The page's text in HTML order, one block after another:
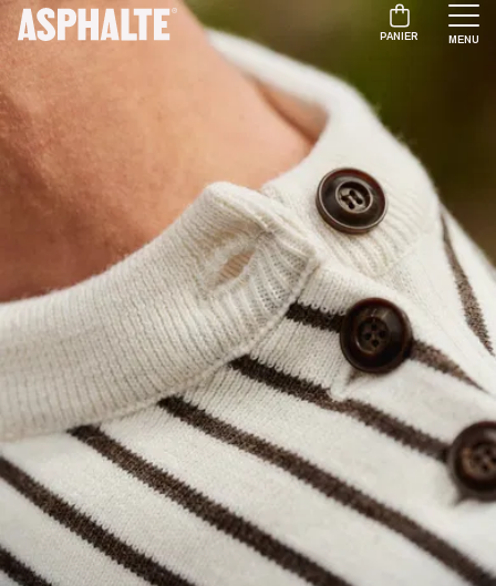
PANIER MENU